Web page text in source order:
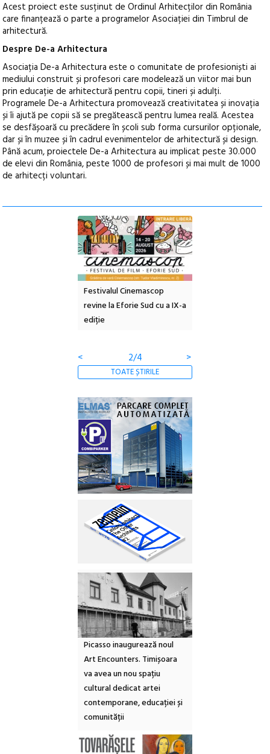
Acest proiect este susținut de Ordinul Arhitecților din România
care finanțează o parte a programelor Asociației din Timbrul de
arhitectură.
Despre De-a Arhitectura
Asociația De-a Arhitectura este o comunitate de profesioniști ai
mediului construit și profesori care modelează un viitor mai bun
prin educație de arhitectură pentru copii, tineri și adulți.
Programele De-a Arhitectura promovează creativitatea și inovația
și îi ajută pe copii să se pregătească pentru lumea reală. Acestea
se desfășoară cu precădere în școli sub forma cursurilor opționale,
dar și în muzee și în cadrul evenimentelor de arhitectură și design.
Până acum, proiectele De-a Arhitectura au implicat peste 30.000
de elevi din România, peste 1000 de profesori și mai mult de 1000
de arhitecți voluntari.
Festivalul Cinemascop
revine la Eforie Sud cu a IX-a
dulceață de amintiri la
<
3/4 >
TOATE ȘTIRILE
Picasso inaugurează noul
Art Encounters. Timișoara
va avea un nou spațiu
cultural dedicat artei
contemporane, educației și
comunității